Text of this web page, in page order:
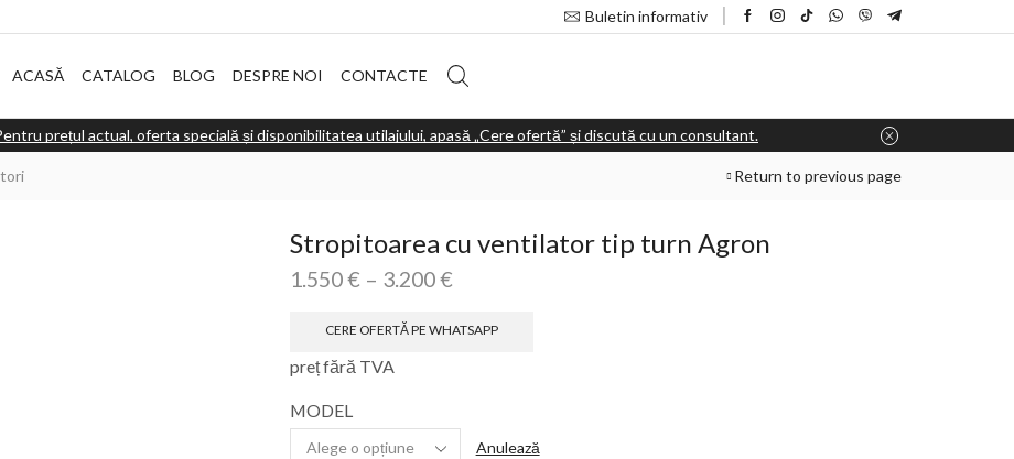
Buletin informativ
ACASĂ CATALOG BLOG DESPRE NOI CONTACTE
prețul actual, oferta specială și disponibilitatea utilajului, apasă „Cere ofertă” și discută cu un consultant.
Return to previous page
Stropitoarea cu ventilator tip turn Agron
1.550€ – 3.200€
CERE OFERTĂ PE WHATSAPP
preț fără TVA
MODEL
Anulează